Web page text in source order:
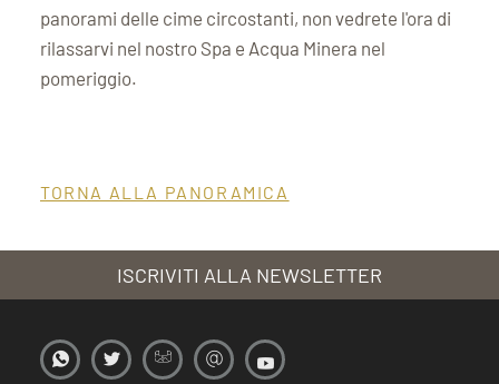
panorami delle cime circostanti, non vedrete l'ora di
rilassarvi nel nostro Spa e Acqua Minera nel
pomeriggio.
TORNA ALLA PANORAMICA
ISCRIVITI ALLA NEWSLETTER